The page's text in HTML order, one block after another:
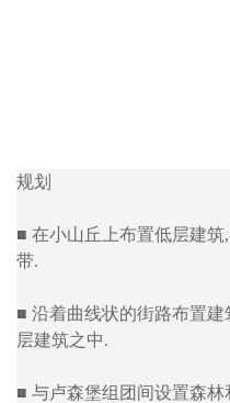
规划
■ 在小山丘上布置低层建
带.
■ 沿着曲线状的街路布置
层建筑之中.
■ 与卢森堡组团间设置森林